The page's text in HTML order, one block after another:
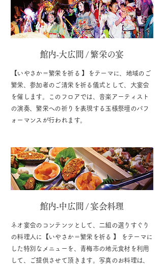
館内-大広間 / 繁栄の宴
【いやさか＝繁栄を祈る 】をテーマに、地域のご
繁栄、参加者のご清栄を祈る儀式として、大宴会
を催します。このフロアでは、音楽アーティスト
の演奏、繁栄への祈りを表現する玉様祭壇のパフ
ォーマンスが行われます。
館内-中広間 / 宴会料理
ネオ宴会のコンテンツとして、二組の選りすぐり
の料理人に【いやさか＝繁栄を祈る 】 をテーマに
した特別なメニューを、青梅市の地元食材を利用
して、ご提供させて頂きます。写真のお料理は、